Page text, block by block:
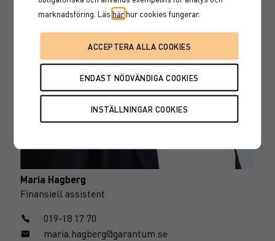
Maria Hagberg
Finansiell assistent
019-18 17 70
maria.hagberg@garantum.se
marknadsföring. Läs här hur cookies fungerar.